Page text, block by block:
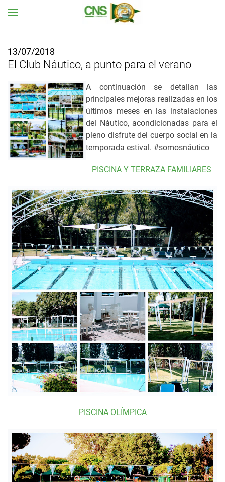
13/07/2018
El Club Náutico, a punto para el verano
A continuación se detallan las
principales mejoras realizadas en los
últimos meses en las instalaciones
del Náutico, acondicionadas para el
pleno disfrute del cuerpo social en la
temporada estival. #somosnáutico
PISCINA Y TERRAZA FAMILIARES
PISCINA OLÍMPICA